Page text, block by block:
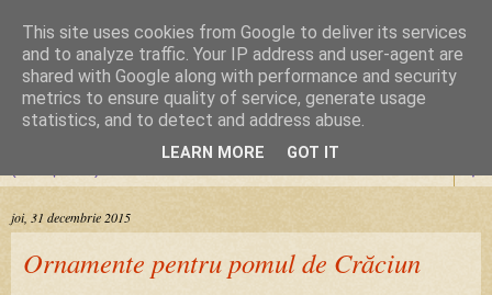
Cursuri Origami
Dragoste de la prima pliere
▼
joi, 31 decembrie 2015
Ornamente pentru pomul de Crăciun
This site uses cookies from Google to deliver its services
and to analyze traffic. Your IP address and user-agent are
shared with Google along with performance and security
metrics to ensure quality of service, generate usage
statistics, and to detect and address abuse.
LEARN MORE GOT IT